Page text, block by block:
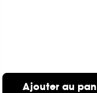
Ajouter au